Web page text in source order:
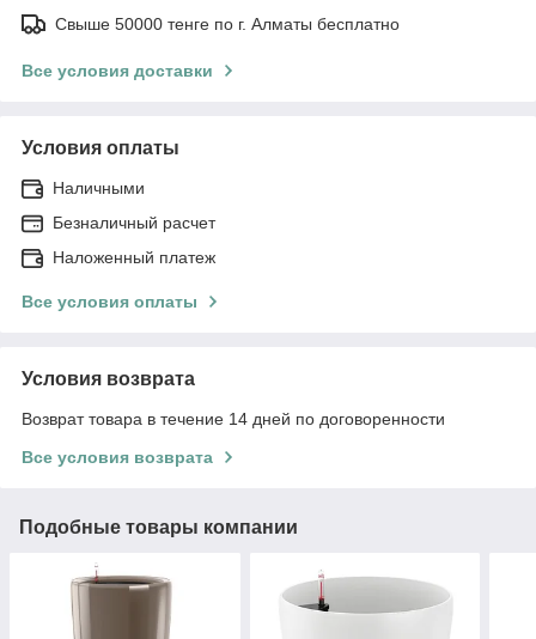
Свыше 50000 тенге по г. Алматы бесплатно
Все условия доставки
Условия оплаты
Наличными
Безналичный расчет
Наложенный платеж
Все условия оплаты
Условия возврата
Возврат товара в течение 14 дней по договоренности
Все условия возврата
Подобные товары компании